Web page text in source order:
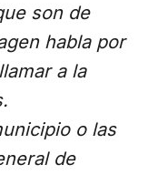
son de
habla por
a la
o las
de